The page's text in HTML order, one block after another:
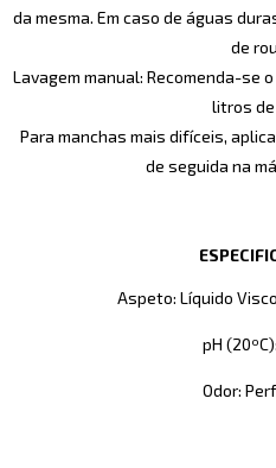
da mesma. Em caso de águas
de
Lavagem manual: Recomenda-se
litros de
Para manchas mais difíceis,
de seguida na
Aspeto: Líquido
pH
Odor: